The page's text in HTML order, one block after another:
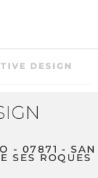
DESIGN
- 07871 - SAN
SES ROQUES